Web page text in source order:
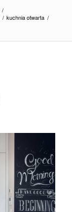
/
/ kuchnia otwarta /